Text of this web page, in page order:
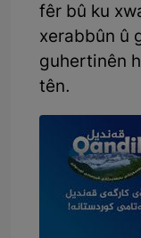
fêr bû ku
xerabbûn û
guhertinên
tên.